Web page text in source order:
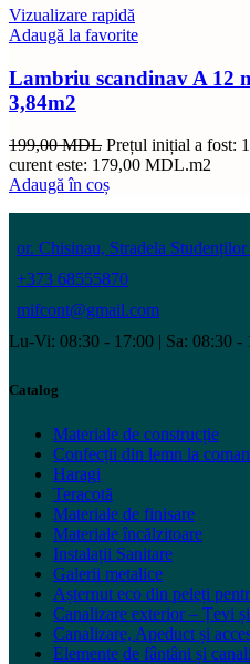
Vizualizare rapidă
Adaugă la favorite
Lambriu scandinav A 12
3,84m2
199,00MDL Prețul inițial a fost:
curent este: 179,00 MDL.m2
Adaugă în coș
or. Chisinau, Stradela
+373 68555870
mifcont@gmail.com
Lu-Vi: 08:30 - 17:00 | Sa: 08:30 -
Catalog
Materiale de construcție
Confecții din lemn la
Haragi
Teracotă
Materiale de finisare
Materiale încălzitoare
Instalații Sanitare
Galerii metalice
Așternut eco din peleți
Canalizare exterior – Țevi
Canalizare, Apeduct și
Elemente de fântâni și